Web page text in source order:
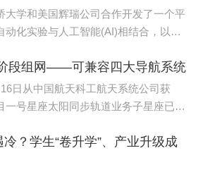
大学和美国辉瑞公司合作开发了一个平
动化实验与人工智能(AI)相结合，以预
究结果发表在最新一期《自然·化学》
段组网——可兼容四大导航系统
日从中国航天科工航天系统公司获
一号星座太阳同步轨道业务子星座已基
化卫星气象探测数据服务。天目一号气
冷？学生“卷升学”、产业升级成